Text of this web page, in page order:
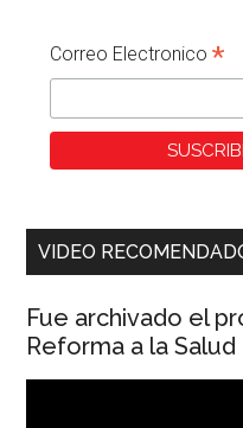
Correo Electronico*
VIDEO
Fue archivado el
Reforma a la Salud